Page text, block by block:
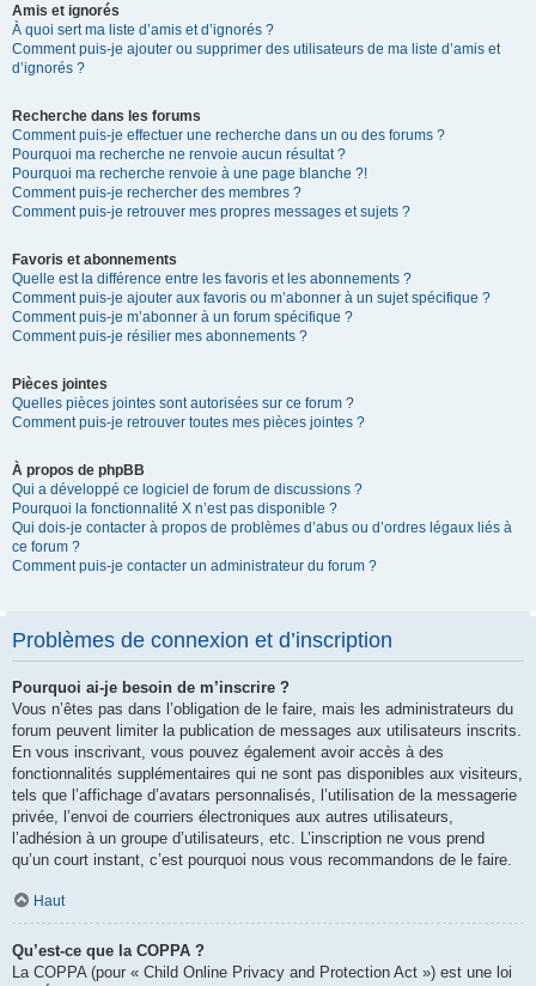
Amis et ignorés
À quoi sert ma liste d’amis et d’ignorés ?
Comment puis-je ajouter ou supprimer des utilisateurs de ma liste d’amis et
d’ignorés ?
Recherche dans les forums
Comment puis-je effectuer une recherche dans un ou des forums ?
Pourquoi ma recherche ne renvoie aucun résultat ?
Pourquoi ma recherche renvoie à une page blanche ?!
Comment puis-je rechercher des membres ?
Comment puis-je retrouver mes propres messages et sujets ?
Favoris et abonnements
Quelle est la différence entre les favoris et les abonnements ?
Comment puis-je ajouter aux favoris ou m’abonner à un sujet spécifique ?
Comment puis-je m’abonner à un forum spécifique ?
Comment puis-je résilier mes abonnements ?
Pièces jointes
Quelles pièces jointes sont autorisées sur ce forum ?
Comment puis-je retrouver toutes mes pièces jointes ?
À propos de phpBB
Qui a développé ce logiciel de forum de discussions ?
Pourquoi la fonctionnalité X n’est pas disponible ?
Qui dois-je contacter à propos de problèmes d’abus ou d’ordres légaux liés à
ce forum ?
Comment puis-je contacter un administrateur du forum ?
Problèmes de connexion et d’inscription
Pourquoi ai-je besoin de m’inscrire ?
Vous n’êtes pas dans l’obligation de le faire, mais les administrateurs du
forum peuvent limiter la publication de messages aux utilisateurs inscrits.
En vous inscrivant, vous pouvez également avoir accès à des
fonctionnalités supplémentaires qui ne sont pas disponibles aux visiteurs,
tels que l’affichage d’avatars personnalisés, l’utilisation de la messagerie
privée, l’envoi de courriers électroniques aux autres utilisateurs,
l’adhésion à un groupe d’utilisateurs, etc. L’inscription ne vous prend
qu’un court instant, c’est pourquoi nous vous recommandons de le faire.
Haut
Qu’est-ce que la COPPA ?
La COPPA (pour « Child Online Privacy and Protection Act ») est une loi